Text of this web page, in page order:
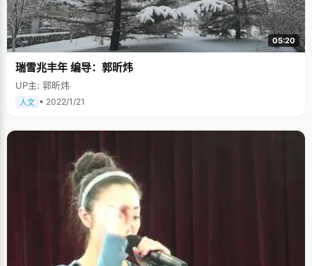
05:20
瑞雪兆丰年 编导：郭昕炜
UP主: 郭昕炜
人文 • 2022/1/21